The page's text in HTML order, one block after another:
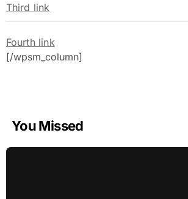
Third link
Fourth link
[/wpsm_column]
You Missed